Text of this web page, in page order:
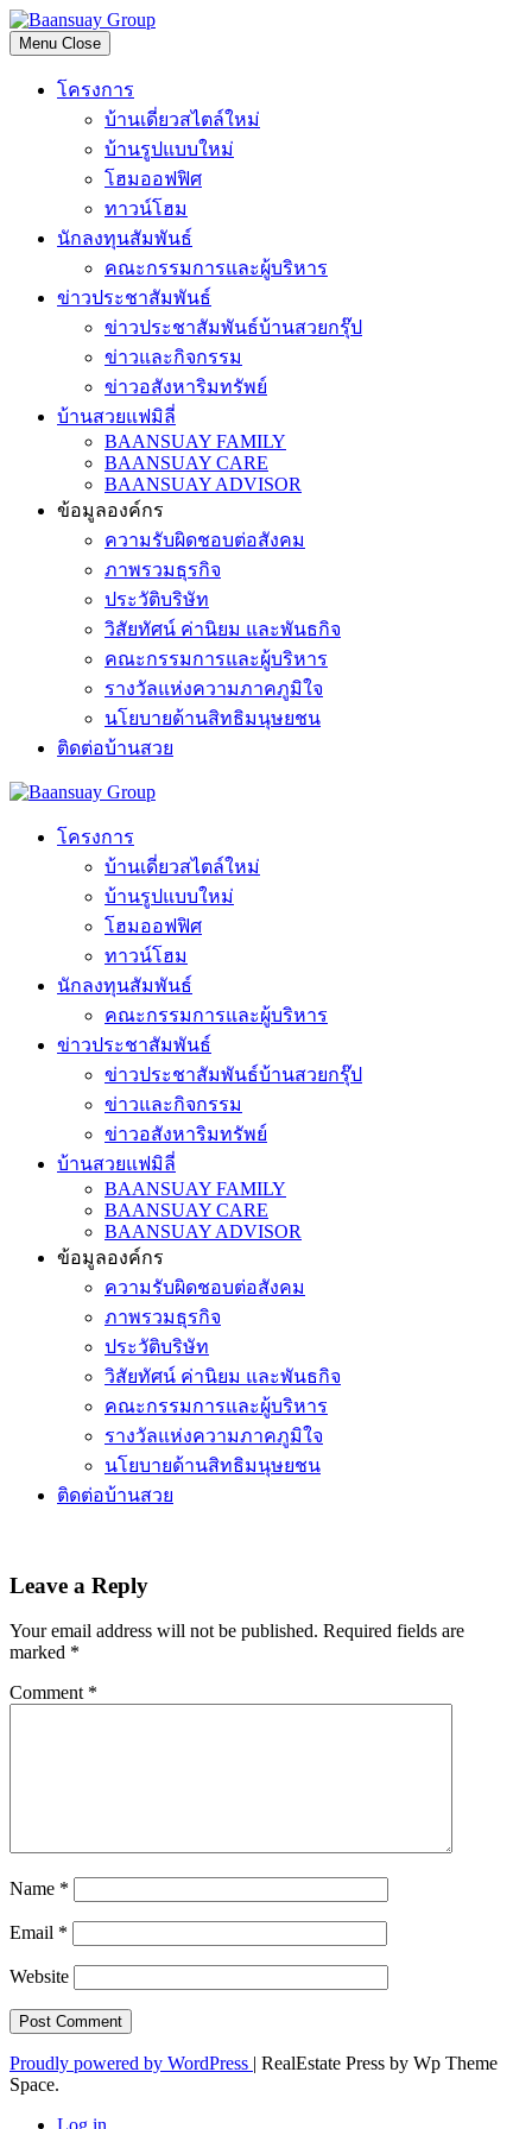
Skip
to
content
Menu Close
โครงการ
บ้านเดี่ยวสไตล์ใหม่
บ้านรูปแบบใหม่
โฮมออฟฟิศ
ทาวน์โฮม
นักลงทุนสัมพันธ์
คณะกรรมการและผู้บริหาร
ข่าวประชาสัมพันธ์
ข่าวประชาสัมพันธ์บ้านสวยกรุ๊ป
ข่าวและกิจกรรม
ข่าวอสังหาริมทรัพย์
บ้านสวยแฟมิลี่
BAANSUAY FAMILY
BAANSUAY CARE
BAANSUAY ADVISOR
ข้อมูลองค์กร
ความรับผิดชอบต่อสังคม
ภาพรวมธุรกิจ
ประวัติบริษัท
วิสัยทัศน์ ค่านิยม และพันธกิจ
คณะกรรมการและผู้บริหาร
รางวัลแห่งความภาคภูมิใจ
นโยบายด้านสิทธิมนุษยชน
ติดต่อบ้านสวย
โครงการ
บ้านเดี่ยวสไตล์ใหม่
บ้านรูปแบบใหม่
โฮมออฟฟิศ
ทาวน์โฮม
นักลงทุนสัมพันธ์
คณะกรรมการและผู้บริหาร
ข่าวประชาสัมพันธ์
ข่าวประชาสัมพันธ์บ้านสวยกรุ๊ป
ข่าวและกิจกรรม
ข่าวอสังหาริมทรัพย์
บ้านสวยแฟมิลี่
BAANSUAY FAMILY
BAANSUAY CARE
BAANSUAY ADVISOR
ข้อมูลองค์กร
ความรับผิดชอบต่อสังคม
ภาพรวมธุรกิจ
ประวัติบริษัท
วิสัยทัศน์ ค่านิยม และพันธกิจ
คณะกรรมการและผู้บริหาร
รางวัลแห่งความภาคภูมิใจ
นโยบายด้านสิทธิมนุษยชน
ติดต่อบ้านสวย
Leave a Reply
Your email address will not be published. Required fields are
marked *
Comment *
Name *
Email *
Website
Proudly powered by WordPress | RealEstate Press by Wp Theme
Space.